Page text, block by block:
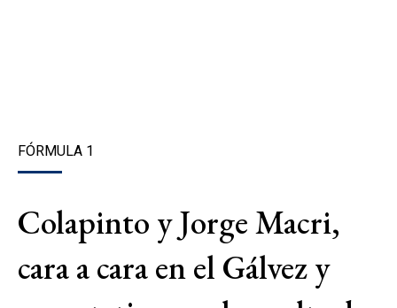
FÓRMULA 1
Colapinto y Jorge Macri,
cara a cara en el Gálvez y